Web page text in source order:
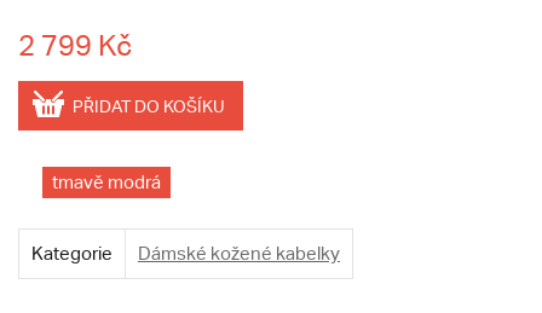
2 799 Kč
PŘIDAT DO KOŠÍKU
tmavě modrá
Kategorie Dámské kožené kabelky